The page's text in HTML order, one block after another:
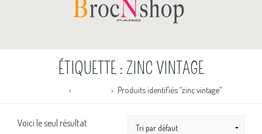
ÉTIQUETTE : ZINC VINTAGE
Produits identifiés “zinc vintage”
Voici le seul résultat